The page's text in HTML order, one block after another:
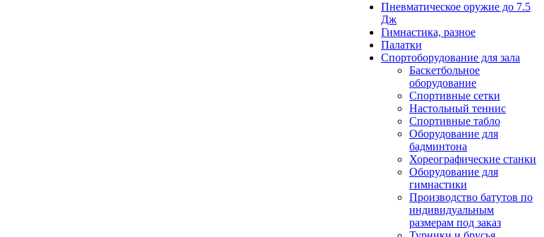
Пневматическое оружие до 7.5
Дж
Гимнастика, разное
Палатки
Спортоборудование для зала
Баскетбольное
оборудование
Спортивные сетки
Настольный теннис
Спортивные табло
Оборудование для
бадминтона
Хореографические станки
Оборудование для
гимнастики
Производство батутов по
индивидуальным
размерам под заказ